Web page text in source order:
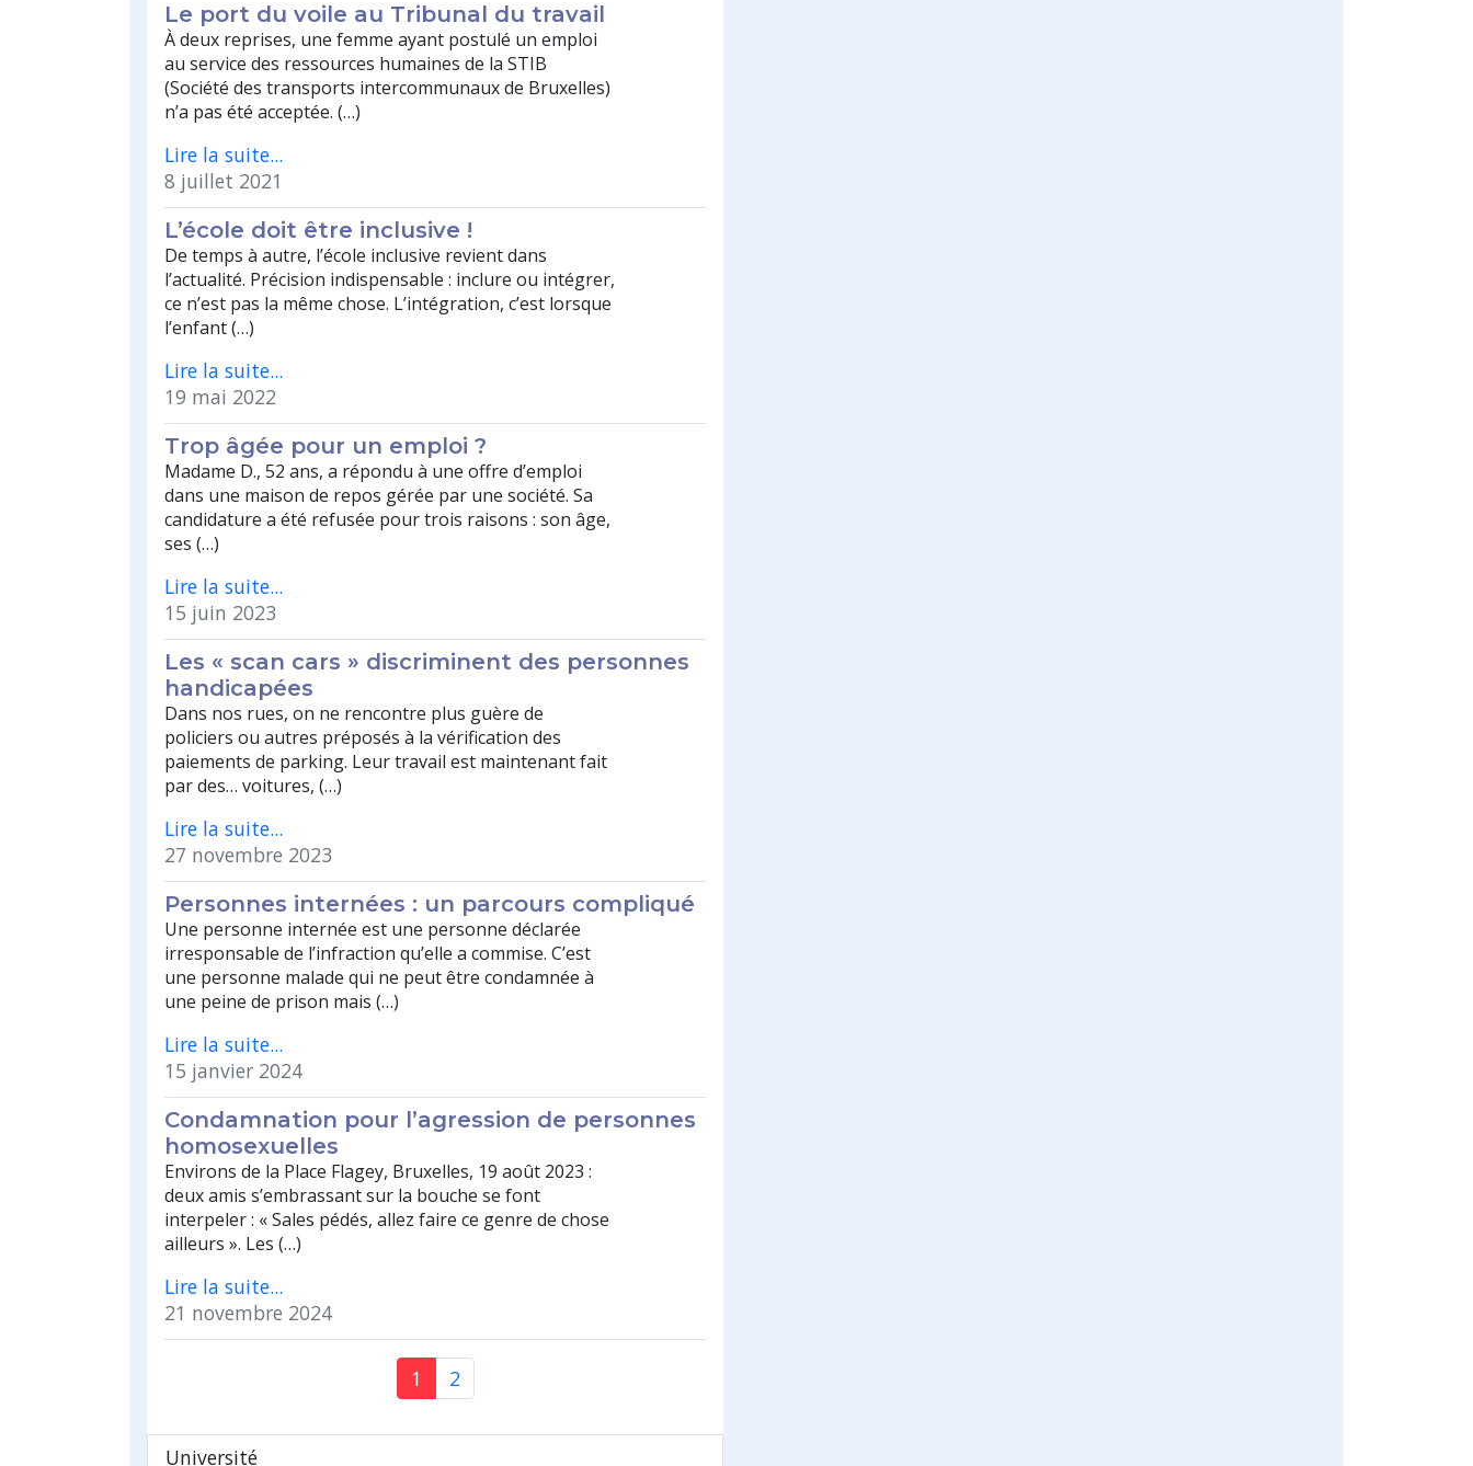
Le port du voile au Tribunal du travail
À deux reprises, une femme ayant postulé un emploi
au service des ressources humaines de la STIB
(Société des transports intercommunaux de Bruxelles)
n’a pas été acceptée. (…)
Lire la suite...
8 juillet 2021
L’école doit être inclusive !
De temps à autre, l’école inclusive revient dans
l’actualité. Précision indispensable : inclure ou intégrer,
ce n’est pas la même chose. L’intégration, c’est lorsque
l’enfant (…)
Lire la suite...
19 mai 2022
Trop âgée pour un emploi ?
Madame D., 52 ans, a répondu à une offre d’emploi
dans une maison de repos gérée par une société. Sa
candidature a été refusée pour trois raisons : son âge,
ses (…)
Lire la suite...
15 juin 2023
Les « scan cars » discriminent des personnes
handicapées
Dans nos rues, on ne rencontre plus guère de
policiers ou autres préposés à la vérification des
paiements de parking. Leur travail est maintenant fait
par des… voitures, (…)
Lire la suite...
27 novembre 2023
Personnes internées : un parcours compliqué
Une personne internée est une personne déclarée
irresponsable de l’infraction qu’elle a commise. C’est
une personne malade qui ne peut être condamnée à
une peine de prison mais (…)
Lire la suite...
15 janvier 2024
Condamnation pour l’agression de personnes
homosexuelles
Environs de la Place Flagey, Bruxelles, 19 août 2023 :
deux amis s’embrassant sur la bouche se font
interpeler : « Sales pédés, allez faire ce genre de chose
ailleurs ». Les (…)
Lire la suite...
21 novembre 2024
1 2
Université